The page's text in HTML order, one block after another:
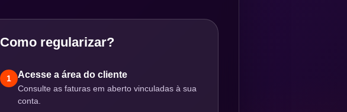
Como regularizar?
1 Acesse a área do cliente
Consulte as faturas em aberto vinculadas à sua
conta.